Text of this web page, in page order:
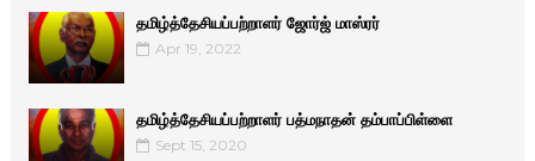
தமிழ்த்தேசியப்பற்றாளர் ஜோர்ஜ் மாஸ்ரர்
Apr 19, 2022
தமிழ்த்தேசியப்பற்றாளர் பத்மநாதன் தம்பாப்பிள்ளை
Sept 15, 2020